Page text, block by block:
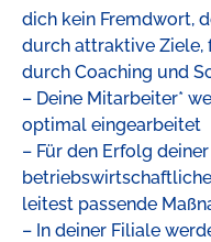
dich kein Fremdwort,
durch attraktive Ziele,
durch Coaching und
– Deine Mitarbeiter*
optimal eingearbeitet
– Für den Erfolg
leitest passende
– In deiner Filiale